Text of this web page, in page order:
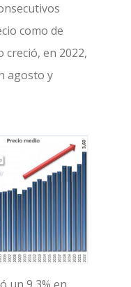
como de
en 2022,
agosto y